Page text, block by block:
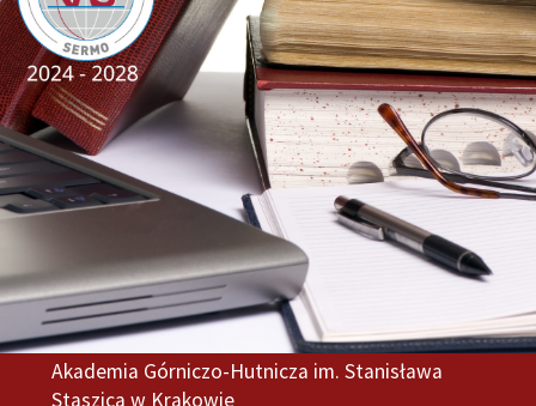
Akademia Górniczo-Hutnicza im. Stanisława
Staszica w Krakowie